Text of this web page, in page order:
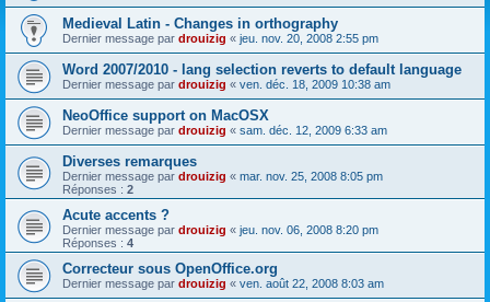
Medieval Latin - Changes in orthography
Dernier message par drouizig « jeu. nov. 20, 2008 2:55 pm
Word 2007/2010 - lang selection reverts to default language
Dernier message par drouizig « ven. déc. 18, 2009 10:38 am
NeoOffice support on MacOSX
Dernier message par drouizig « sam. déc. 12, 2009 6:33 am
Diverses remarques
Dernier message par drouizig « mar. nov. 25, 2008 8:05 pm
Réponses : 2
Acute accents ?
Dernier message par drouizig « jeu. nov. 06, 2008 8:20 pm
Réponses : 4
Correcteur sous OpenOffice.org
Dernier message par drouizig « ven. août 22, 2008 8:03 am